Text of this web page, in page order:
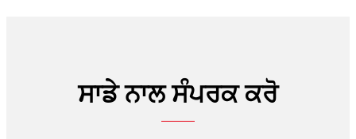
ਸਾਡੇ ਨਾਲ ਸੰਪਰਕ ਕਰੋ